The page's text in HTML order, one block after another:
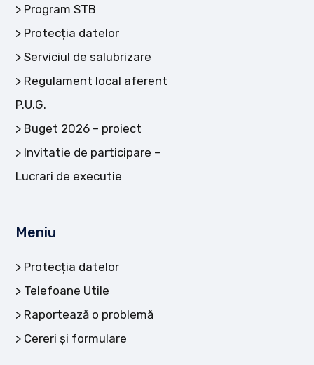
Program STB
Protecția datelor
Serviciul de salubrizare
Regulament local aferent
P.U.G.
Buget 2026 – proiect
Invitatie de participare –
Lucrari de executie
Meniu
Protecția datelor
Telefoane Utile
Raportează o problemă
Cereri și formulare